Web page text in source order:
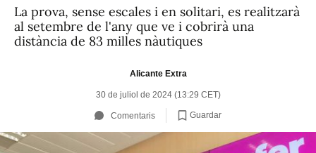
La prova, sense escales i en solitari, es realitzarà
al setembre de l'any que ve i cobrirà una
distància de 83 milles nàutiques
Alicante Extra
30 de juliol de 2024 (13:29 CET)
Comentaris Guardar